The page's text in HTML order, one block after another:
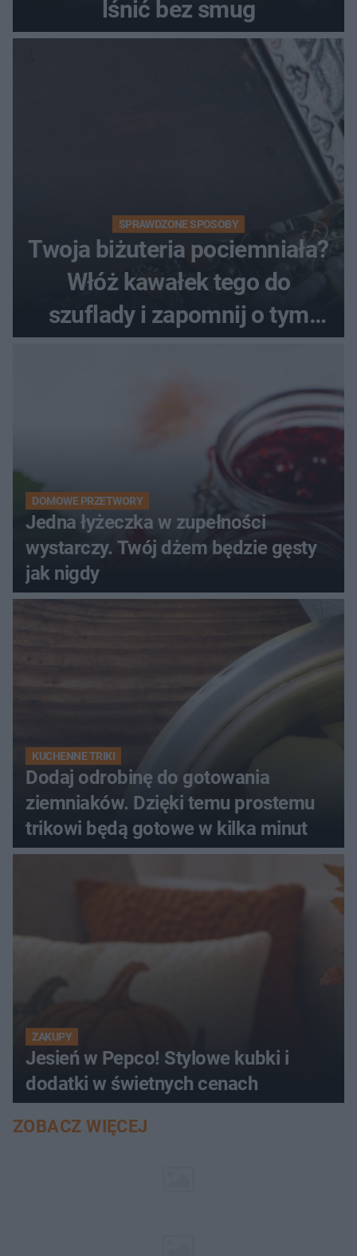
lśnić bez smug
SPRAWDZONE SPOSOBY
Twoja biżuteria pociemniała?
Włóż kawałek tego do
szuflady i zapomnij o tym
DOMOWE PRZETWORY
Jedna łyżeczka w zupełności
wystarczy. Twój dżem będzie gęsty
jak nigdy
KUCHENNE TRIKI
Dodaj odrobinę do gotowania
ziemniaków. Dzięki temu prostemu
trikowi będą gotowe w kilka minut
ZAKUPY
Jesień w Pepco! Stylowe kubki i
dodatki w świetnych cenach
ZOBACZ WIĘCEJ